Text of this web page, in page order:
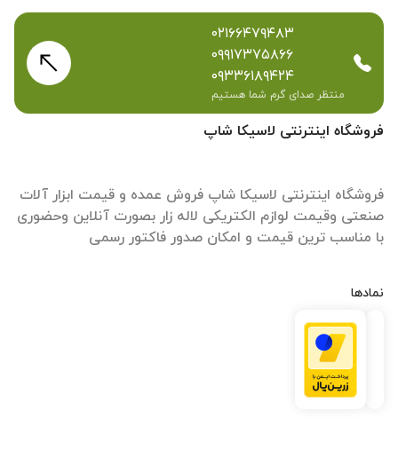
فروشگاه اینترنتی لاسیکا شاپ
فروشگاه اینترنتی لاسیکا شاپ فروش عمده و قیمت ابزار آلات
صنعتی وقیمت لوازم الکتریکی لاله زار بصورت آنلاین وحضوری
با مناسب ترین قیمت و امکان صدور فاکتور رسمی
نمادها
۰۲۱۶۶۴۷۹۴۸۳
۰۹۹۱۷۳۷۵۸۶۶
۰۹۳۳۶۱۸۹۴۲۴
منتظر صدای گرم شما هستیم